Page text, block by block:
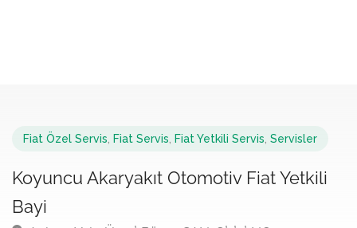
Fiat Özel Servis Fiat Servis Fiat Yetkili Servis Servisler
Koyuncu Akaryakıt Otomotiv Fiat Yetkili
Bayi